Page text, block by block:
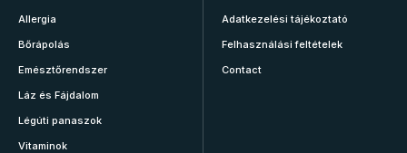
Allergia
Bőrápolás
Emésztőrendszer
Láz és Fájdalom
Légúti panaszok
Vitaminok
Adatkezelési tájékoztató
Felhasználási feltételek
Contact